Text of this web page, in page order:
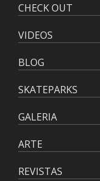
CHECK OUT
VIDEOS
BLOG
SKATEPARKS
GALERIA
ARTE
REVISTAS